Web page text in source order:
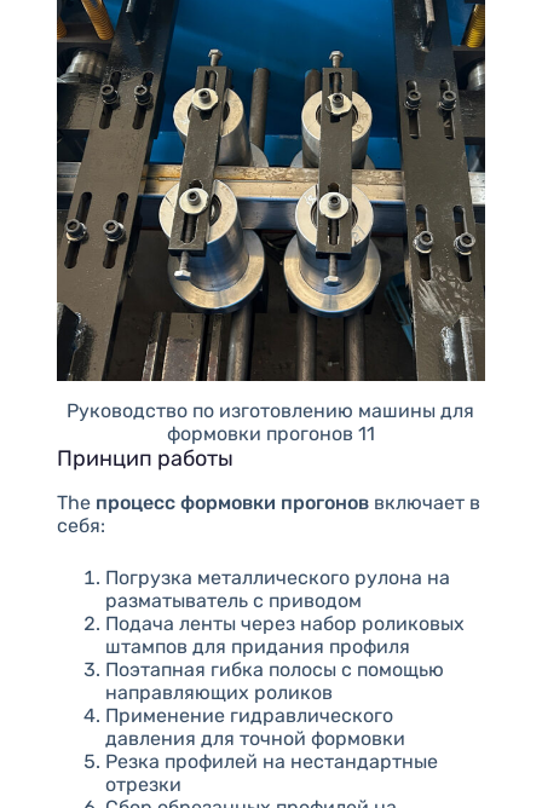
Руководство по изготовлению машины для
формовки прогонов 11
Принцип работы
The процесс формовки прогоноввключает в
себя:
Погрузка металлического рулона на
разматыватель с приводом
Подача ленты через набор роликовых
штампов для придания профиля
Поэтапная гибка полосы с помощью
направляющих роликов
Применение гидравлического
давления для точной формовки
Резка профилей на нестандартные
отрезки